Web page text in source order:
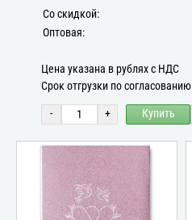
Со скидкой:
Оптовая:
Цена указана в рублях с НДС
Срок отгрузки по согласованию
- + Купить